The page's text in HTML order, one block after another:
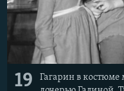
19
Гагарин в